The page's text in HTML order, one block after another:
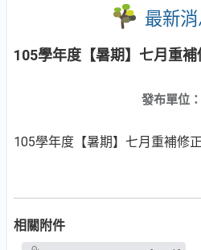
最新
105學年度【暑期】七月重
發布單位：
105學年度【暑期】七月重補修
相關附件